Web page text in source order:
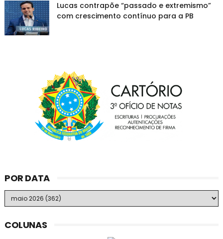
Lucas contrapõe “passado e extremismo”
com crescimento contínuo para a PB
POR DATA
COLUNAS